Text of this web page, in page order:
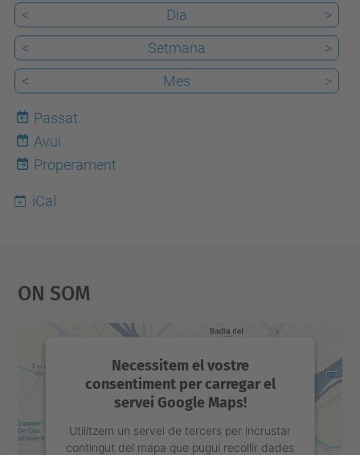
t
v
2
0
2
6
Pausa
02-
< Dia
>
<
Setmana
>
<
Mes >
Passat
7
Avui
Properament
iCal
On Som
Necessitem el vostre
consentiment per carregar el
servei Google Maps!
Utilitzem un servei de tercers per incrustar
contingut del mapa que pugui recollir dades